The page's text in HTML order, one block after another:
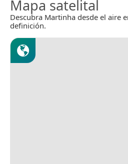
Mapa satelital
Descubra Martinha desde el aire
definición.